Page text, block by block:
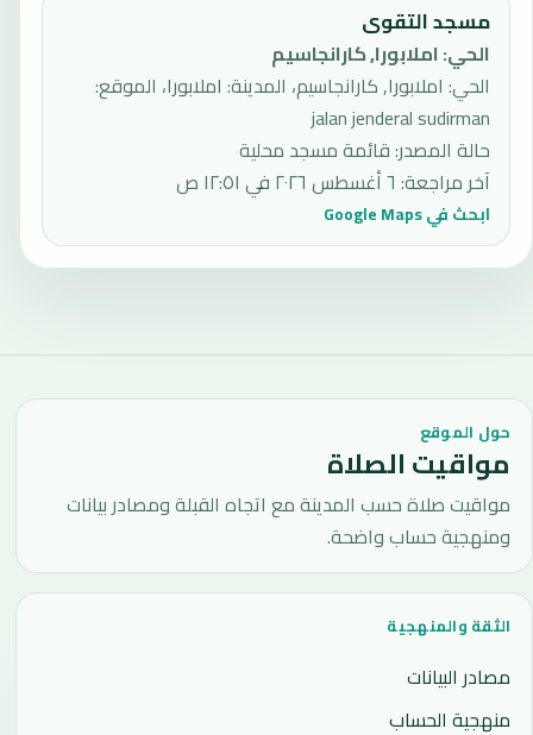
مسجد التقوى
الحي:املابورا, كارانجاسيم
الحي: املابورا, كارانجاسيم، المدينة: املابورا، الموقع:
jalan jenderal sudirman
حالة المصدر:قائمة مسجد محلية
آخر مراجعة: ٦ أغسطس ٢٠٢٦ في ١٢:٥١ ص
ابحث في Google Maps
حول الموقع
مواقيت الصلاة
مواقيت صلاة حسب المدينة مع اتجاه القبلة ومصادر بيانات
ومنهجية حساب واضحة.
الثقة والمنهجية
مصادر البيانات
منهجية الحساب